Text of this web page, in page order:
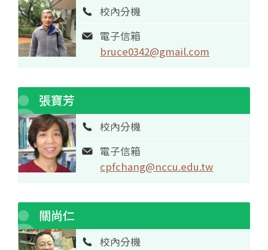
校內分機
電子信箱
bruce0342@gmail.com
張寶芳
校內分機
電子信箱
cpfchang@nccu.edu.tw
關尚仁
校內分機